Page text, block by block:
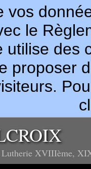
vos
le
utilise des
proposer
Lutherie XVIIIème,